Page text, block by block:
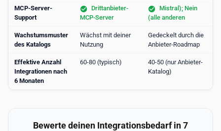
MCP-Server-
Support
Drittanbieter-
MCP-Server
Mistral); Nein
(alle anderen
Wachstumsmuster
des Katalogs
Wächst mit deiner
Nutzung
Gedeckelt durch die
Anbieter-Roadmap
Effektive Anzahl
Integrationen nach
6 Monaten
60-80 (typisch)
40-50 (nur Anbieter-
Katalog)
Bewerte deinen Integrationsbedarf in 7